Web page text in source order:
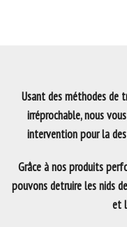
Usant des méthodes de
irréprochable, nous
intervention pour la
Grâce à nos produits
pouvons detruire les nids
et